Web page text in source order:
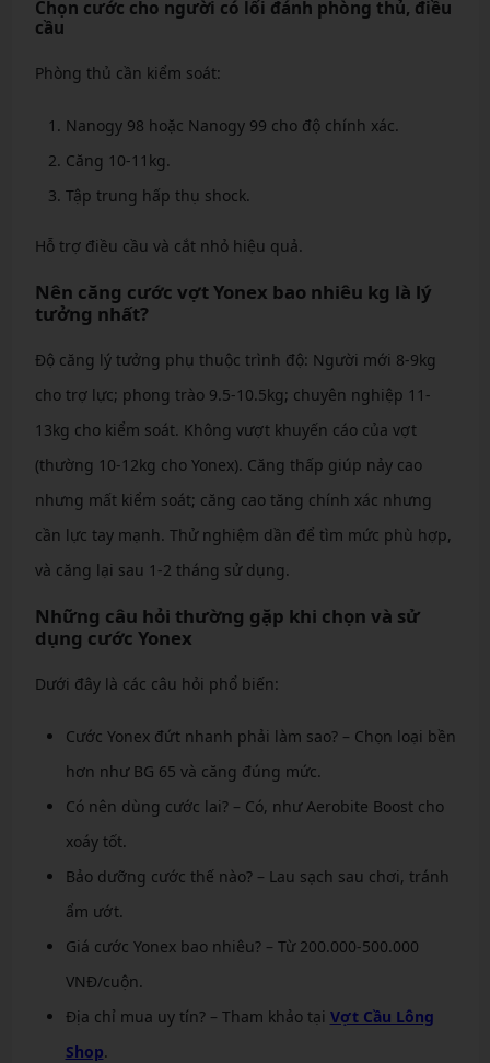
Chọn cước cho người có lối đánh phòng thủ, điều
cầu
Phòng thủ cần kiểm soát:
Nanogy 98 hoặc Nanogy 99 cho độ chính xác.
Căng 10-11kg.
Tập trung hấp thụ shock.
Hỗ trợ điều cầu và cắt nhỏ hiệu quả.
Nên căng cước vợt Yonex bao nhiêu kg là lý
tưởng nhất?
Độ căng lý tưởng phụ thuộc trình độ: Người mới 8-9kg
cho trợ lực; phong trào 9.5-10.5kg; chuyên nghiệp 11-
13kg cho kiểm soát. Không vượt khuyến cáo của vợt
(thường 10-12kg cho Yonex). Căng thấp giúp nảy cao
nhưng mất kiểm soát; căng cao tăng chính xác nhưng
cần lực tay mạnh. Thử nghiệm dần để tìm mức phù hợp,
và căng lại sau 1-2 tháng sử dụng.
Những câu hỏi thường gặp khi chọn và sử
dụng cước Yonex
Dưới đây là các câu hỏi phổ biến:
Cước Yonex đứt nhanh phải làm sao? – Chọn loại bền
hơn như BG 65 và căng đúng mức.
Có nên dùng cước lai? – Có, như Aerobite Boost cho
xoáy tốt.
Bảo dưỡng cước thế nào? – Lau sạch sau chơi, tránh
ẩm ướt.
Giá cước Yonex bao nhiêu? – Từ 200.000-500.000
VNĐ/cuộn.
Địa chỉ mua uy tín? – Tham khảo tại Vợt Cầu Lông
Shop.